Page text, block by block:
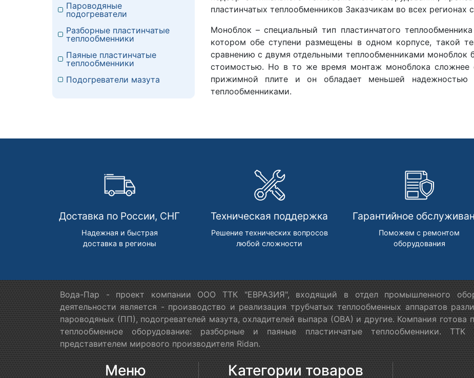
пластинчатых теплообменников Заказчикам во всех регионах
Моноблок – специальный тип пластинчатого
котором обе ступени размещены в одном корпусе, такой
сравнению с двумя отдельными теплообменниками моноблок
стоимостью. Но в то же время монтаж моноблока сложнее
прижимной плите и он обладает меньшей
теплообменниками.
Пароводяные
подогреватели
Разборные пластинчатые
теплообменники
Паяные пластинчатые
теплообменники
Подогреватели мазута
Доставка по России, СНГ
Надежная и быстрая
доставка в регионы
Техническая поддержка
Решение технических вопросов
любой сложности
Гарантийное
Поможем с ремонтом
оборудования
Вода-Пар - проект компании ООО ТТК "ЕВРАЗИЯ", входящий в отдел промышленного
деятельности является - производство и реализация трубчатых теплообменных аппаратов
пароводяных (ПП), подогревателей мазута, охладителей выпара (ОВА) и другие. Компания
теплообменное оборудование: разборные и паяные пластинчатые теплообменники.
представителем мирового производителя Ridan.
Меню Категории товаров